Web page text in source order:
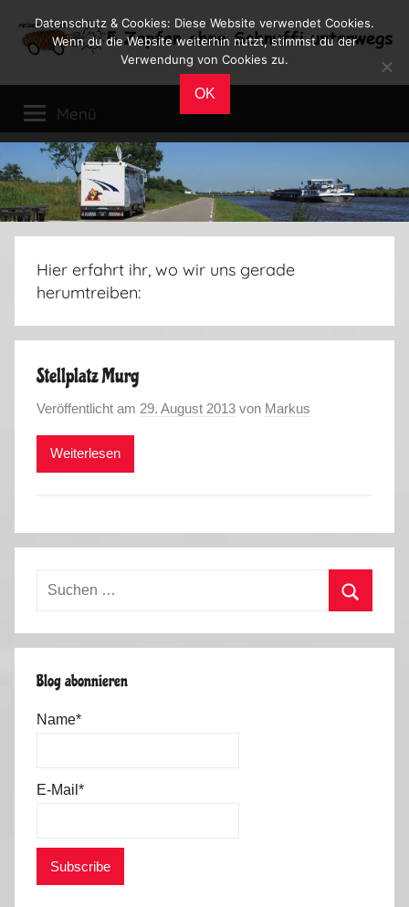
Inhalt
Reiseblog
Leben
im
Wohnmobil
Menü
Hier erfahrt ihr, wo wir uns gerade
herumtreiben:
Stellplatz Murg
Veröffentlicht am 29. August 2013 von Markus
Weiterlesen
Suchen
Blog abonnieren
Name*
E-Mail*
Datenschutz & Cookies: Diese Website verwendet Cookies.
Wenn du die Website weiterhin nutzt, stimmst du der
Verwendung von Cookies zu.
OK